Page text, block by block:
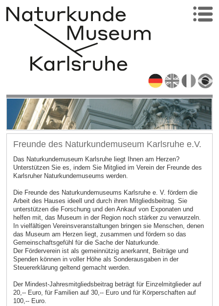
Freunde des Naturkundemuseum Karlsruhe e.V.
Das Naturkundemuseum Karlsruhe liegt Ihnen am Herzen?
Unterstützen Sie es, indem Sie Mitglied im Verein der Freunde des
Karlsruher Naturkundemuseums werden.
Die Freunde des Naturkundemuseums Karlsruhe e. V. fördern die
Arbeit des Hauses ideell und durch ihren Mitgliedsbeitrag. Sie
unterstützen die Forschung und den Ankauf von Exponaten und
helfen mit, das Museum in der Region noch stärker zu verwurzeln.
In vielfältigen Vereinsveranstaltungen bringen sie Menschen, denen
das Museum am Herzen liegt, zusammen und fördern so das
Gemeinschaftsgefühl für die Sache der Naturkunde.
Der Förderverein ist als gemeinnützig anerkannt, Beiträge und
Spenden können in voller Höhe als Sonderausgaben in der
Steuererklärung geltend gemacht werden.
Der Mindest-Jahresmitgliedsbeitrag beträgt für Einzelmitglieder auf
20,-- Euro, für Familien auf 30,-- Euro und für Körperschaften auf
100,-- Euro.